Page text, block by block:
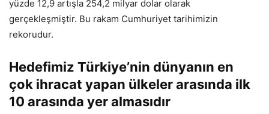
yüzde 12,9 artışla 254,2 milyar dolar olarak
gerçekleşmiştir. Bu rakam Cumhuriyet tarihimizin
rekorudur.
Hedefimiz Türkiye’nin dünyanın en
çok ihracat yapan ülkeler arasında ilk
10 arasında yer almasıdır